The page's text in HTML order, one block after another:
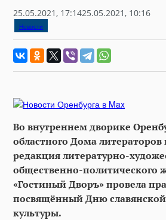
25.05.2021, 17:1425.05.2021, 10:16
Новости
Во внутреннем дворике
областного Дома
редакция литературно-
общественно-политического
«Гостиный Дворъ» провела
посвящённый Дню
культуры.